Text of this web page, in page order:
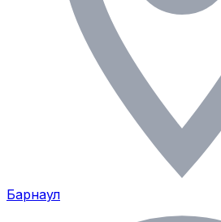
Барнаул